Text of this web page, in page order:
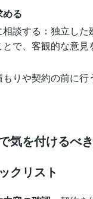
る
談する：独立した
で、客観的な意見
りや契約の前に行
気を付けるべ
クリスト